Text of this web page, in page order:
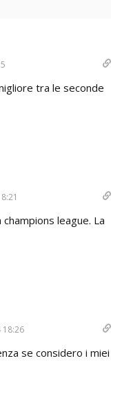
tra le seconde
champions league. La
18:26
se considero i miei